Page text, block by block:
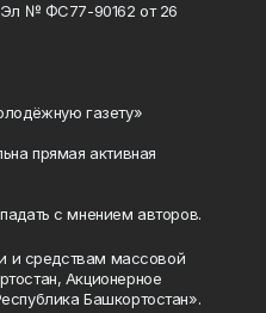
Эл № ФС77-90162 от 26
газету»
прямая активная
с мнением авторов.
и средствам массовой
Акционерное
Башкортостан».